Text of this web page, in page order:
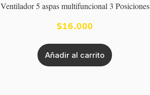
Ventilador 5 aspas multifuncional 3 Posiciones
$16.000
Añadir al carrito